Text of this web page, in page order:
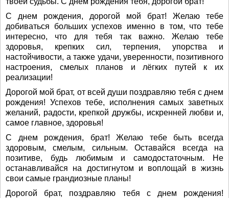
С днем рождения, дорогой мой брат! Желаю тебе
добиваться больших успехов именно в том, что тебе
интересно, что для тебя так важно. Желаю тебе
здоровья, крепких сил, терпения, упорства и
настойчивости, а также удачи, уверенности, позитивного
настроения, смелых планов и лёгких путей к их
реализации!
Дорогой мой брат, от всей души поздравляю тебя с днем
рождения! Успехов тебе, исполнения самых заветных
желаний, радости, крепкой дружбы, искренней любви и,
самое главное, здоровья!
С днем рождения, брат! Желаю тебе быть всегда
здоровым, смелым, сильным. Оставайся всегда на
позитиве, будь любимым и самодостаточным. Не
останавливайся на достигнутом и воплощай в жизнь
свои самые грандиозные планы!
Дорогой брат, поздравляю тебя с днем рождения!